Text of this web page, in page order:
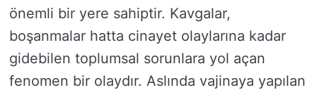
önemli bir yere sahiptir. Kavgalar,
boşanmalar hatta cinayet olaylarına kadar
gidebilen toplumsal sorunlara yol açan
fenomen bir olaydır. Aslında vajinaya yapılan